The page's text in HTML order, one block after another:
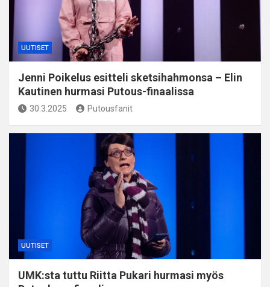
UUTISET
Jenni Poikelus esitteli sketsihahmonsa – Elin
Kautinen hurmasi Putous-finaalissa
30.3.2025 Putousfanit
UUTISET
UMK:sta tuttu Riitta Pukari hurmasi myös